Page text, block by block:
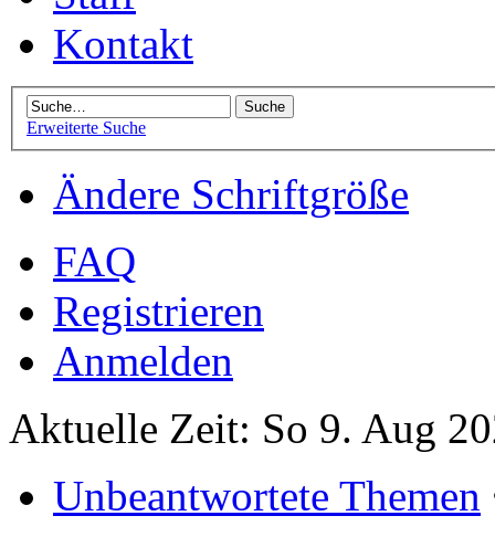
Kontakt
Erweiterte Suche
Ändere Schriftgröße
FAQ
Registrieren
Anmelden
Aktuelle Zeit: So 9. Aug
Unbeantwortete Themen